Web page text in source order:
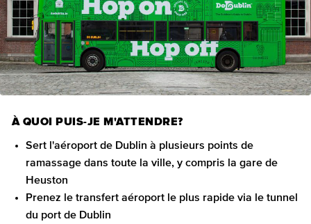
À QUOI PUIS-JE M'ATTENDRE?
Sert l'aéroport de Dublin à plusieurs points de
ramassage dans toute la ville, y compris la gare de
Heuston
Prenez le transfert aéroport le plus rapide via le tunnel
du port de Dublin